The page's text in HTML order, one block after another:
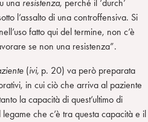
una resistenza, perché il ‘durch’
l’assalto di una controffensiva. Si
fatto qui del termine, non c’è
se non una resistenza”.
(ivi, p. 20) va però preparata
in cui ciò che arriva al paziente
la capacità di quest’ultimo di
che c’è tra questa capacità e il